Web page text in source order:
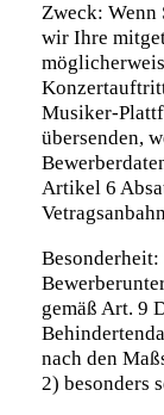
Zweck: Wenn
wir Ihre
Musiker-
übersenden,
Artikel 6
gemäß Art. 9
nach den
2) besonders